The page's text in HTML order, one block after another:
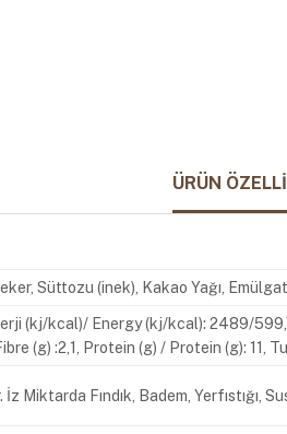
ÜRÜN
Süttozu (inek), Kakao Yağı,
(kj/kcal)/ Energy (kj/kcal): 2489/
(g) :2,1, Protein (g) / Protein (g): 11,
Miktarda Fındık, Badem, Yerfıstığı,